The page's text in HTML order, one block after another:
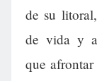
de su
de vida y
que